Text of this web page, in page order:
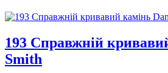
193 Справжній
Smith